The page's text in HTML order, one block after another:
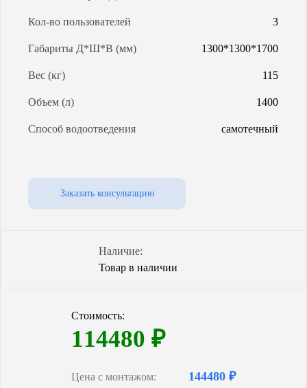
Кол-во пользователей 3
Габариты Д*Ш*В (мм) 1300*1300*1700
Вес (кг) 115
Объем (л) 1400
Способ водоотведения самотечный
Заказать консультацию
Наличие:
Товар в наличии
Стоимость:
114480 ₽
Цена с монтажом: 144480 ₽